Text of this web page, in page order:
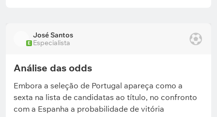
E
José Santos
Especialista
Análise das odds
Embora a seleção de Portugal apareça como a
sexta na lista de candidatas ao título, no confronto
com a Espanha a probabilidade de vitória